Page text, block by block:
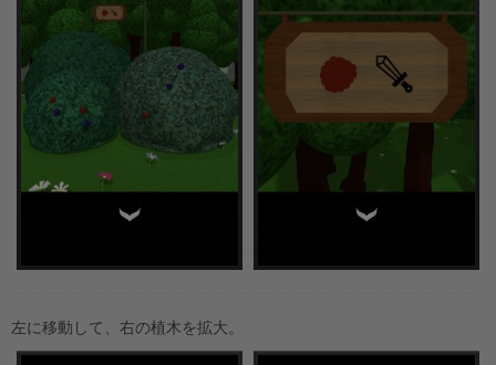
左に移動して、右の植木を拡大。